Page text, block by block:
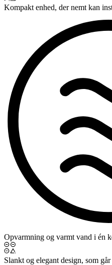
Kompakt enhed, der nemt kan
Opvarmning og varmt vand i én
Slankt og elegant design, som